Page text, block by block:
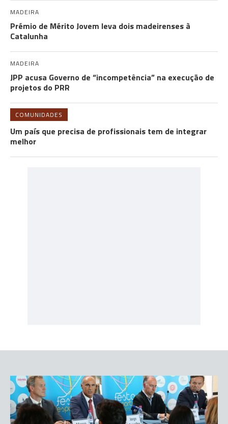
MADEIRA
Prémio de Mérito Jovem leva dois madeirenses à
Catalunha
MADEIRA
JPP acusa Governo de “incompetência” na execução de
projetos do PRR
COMUNIDADES
Um país que precisa de profissionais tem de integrar
melhor